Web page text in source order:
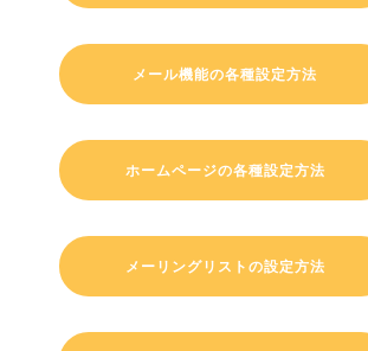
メール機能の各種設定方法
ホームページの各種設定方法
メーリングリストの設定方法